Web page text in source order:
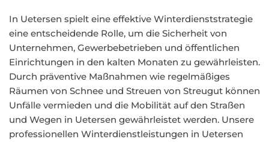
In Uetersen spielt eine effektive Winterdienststrategie
eine entscheidende Rolle, um die Sicherheit von
Unternehmen, Gewerbebetrieben und öffentlichen
Einrichtungen in den kalten Monaten zu gewährleisten.
Durch präventive Maßnahmen wie regelmäßiges
Räumen von Schnee und Streuen von Streugut können
Unfälle vermieden und die Mobilität auf den Straßen
und Wegen in Uetersen gewährleistet werden. Unsere
professionellen Winterdienstleistungen in Uetersen